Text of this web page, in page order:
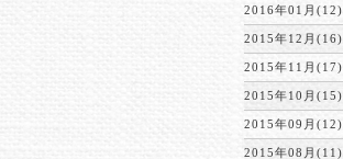
2016年01月(12)
2015年12月(16)
2015年11月(17)
2015年10月(15)
2015年09月(12)
2015年08月(11)